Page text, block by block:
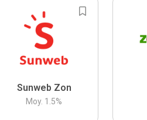
Sunweb Zon
Moy. 1.5%